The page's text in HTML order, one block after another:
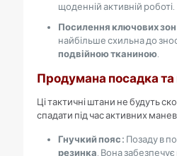
щоденній активній роботі.
Посилення ключових
найбільше схильна до
подвійною тканиною.
Продумана посадка та
Ці тактичні штани не будуть
спадати під час активних
Гнучкий пояс: Позаду в
резинка . Вона